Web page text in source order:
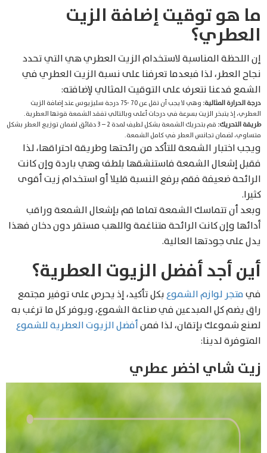
ما هو توقيت إضافة الزيت
العطري؟
إن اللحظة المناسبة لاستخدام الزيت العطري هي التي تحدد
نجاح العطر، لذا فبعدما تعرفنا على نسبة الزيت العطري في
الشمع فدعنا نتعرف على التوقيت المثالي لإضافته:
درجة الحرارة المثالية:
وهي لا يجب أن تقل عن 70 -75 درجة سليزيوس عند إضافة الزيت
العطري، إذ يتبخر الزيت بسرعة في درجات أعلى وبالتالي تفقد الشمعة قوتها العطرية.
طريقة التحريك:
قم بتحريك الشمعة بشكل لطيف لمدة 2 – 3 دقائق لضمان توزيع العطر بشكل
متساوي، لضمان تجانس العطر في كامل الشمعة.
ويجب اختبار الشمعة للتأكد من رائحتها وطريقة احتراقها، لذا
فقبل إشعال الشمعة فاستنشقها بلطف وهي باردة وإن كانت
الرائحة ضعيفة فقم برفع النسبة قليلا أو استخدام زيت أقوى
كثيرا.
وبعد أن تتماسك الشمعة تماما قم بإشعال الشمعة وراقب
أدائها وإن كانت الرائحة متناغمة واللهب مستقر دون دخان فهذا
يدل على جودتها العالية.
أين أجد أفضل الزيوت العطرية؟
فيمتجر لوازم الشموعبكل تأكيد، إذ يحرص على توفير مجتمع
راق يضم كل المبدعين في صناعة الشموع، ويوفر كل ما ترغب به
لصنع شموعك بإتقان، لذا فمنأفضل الزيوت العطرية للشموع
المتوفرة لدينا:
زيت شاي اخضر عطري